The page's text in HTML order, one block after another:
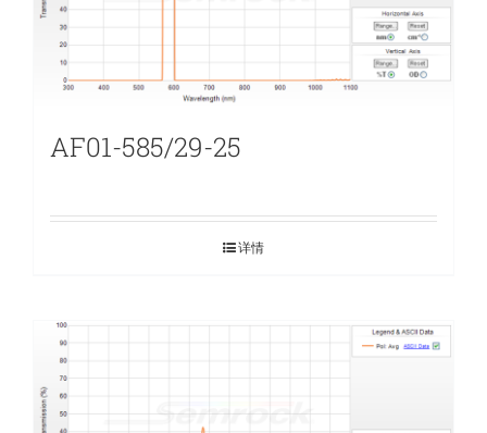
AF01-585/29-25
详情